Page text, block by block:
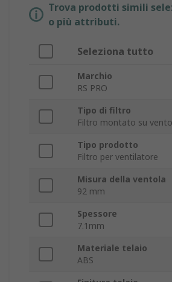
Trova prodotti simili
o più attributi.
Seleziona tutto
Marchio
RS PRO
Tipo di filtro
Filtro montato su
Tipo prodotto
Filtro per ventilatore
Misura della ventola
92 mm
Spessore
7.1mm
Materiale telaio
ABS